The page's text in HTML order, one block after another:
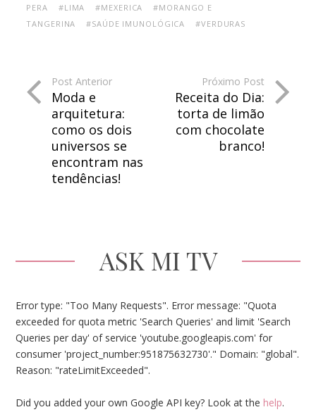
PERA
#LIMA #MEXERICA
#MORANGO E
TANGERINA
#SAÚDE IMUNOLÓGICA #VERDURAS
Post Anterior
Moda e
arquitetura:
como os dois
universos se
encontram nas
tendências!
Próximo Post
Receita do Dia:
torta de limão
com chocolate
branco!
ASK MI TV
Error type: "Too Many Requests". Error message: "Quota
exceeded for quota metric 'Search Queries' and limit 'Search
Queries per day' of service 'youtube.googleapis.com' for
consumer 'project_number:951875632730'." Domain: "global".
Reason: "rateLimitExceeded".
Did you added your own Google API key? Look at the help.